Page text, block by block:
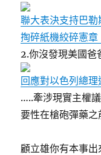
聯大表決支持巴
掏碎紙機絞碎憲
2.你沒發現美國爸
回應對以色列總
…..牽涉現實主權
要性在槍砲彈藥之
顧立雄你有本事